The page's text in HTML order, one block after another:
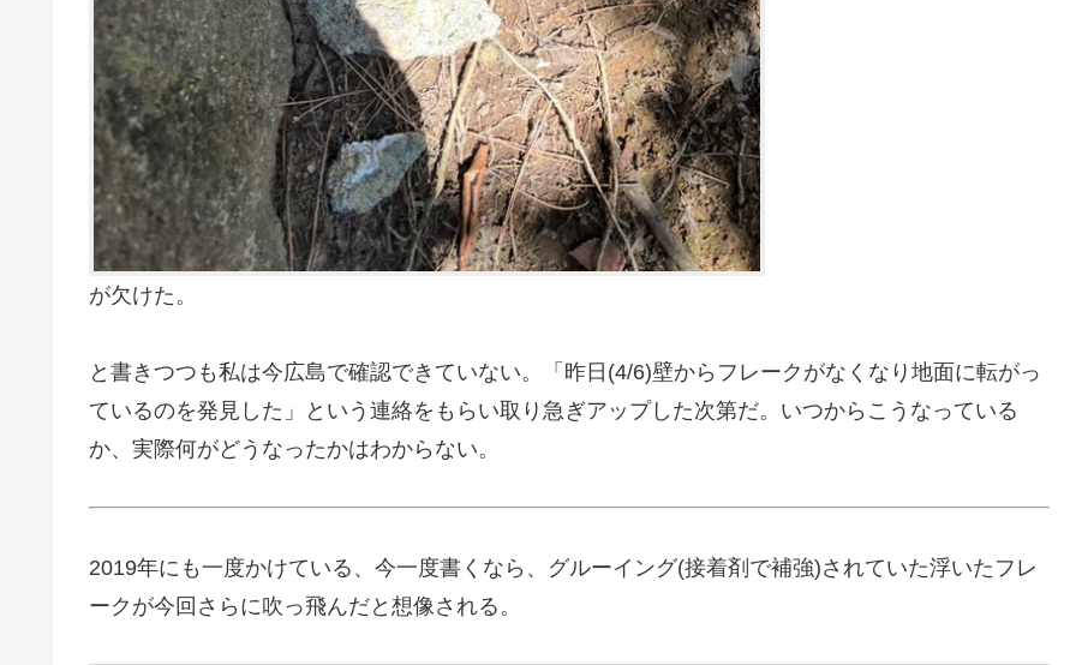
が欠けた。
と書きつつも私は今広島で確認できていない。「昨日(4/6)壁からフレークがなくなり地面に転がっ
ているのを発見した」という連絡をもらい取り急ぎアップした次第だ。いつからこうなっている
か、実際何がどうなったかはわからない。
2019年にも一度かけている、今一度書くなら、グルーイング(接着剤で補強)されていた浮いたフレ
ークが今回さらに吹っ飛んだと想像される。